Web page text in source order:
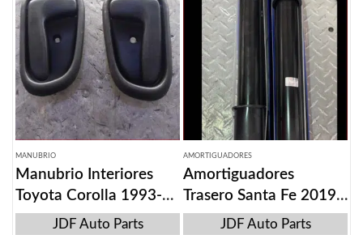
MANUBRIO
Manubrio Interiores
Toyota Corolla 1993-
1997JDF Auto Parts
AMORTIGUADORES
Amortiguadores
Trasero Santa Fe 2019-
20
JDF Auto Parts